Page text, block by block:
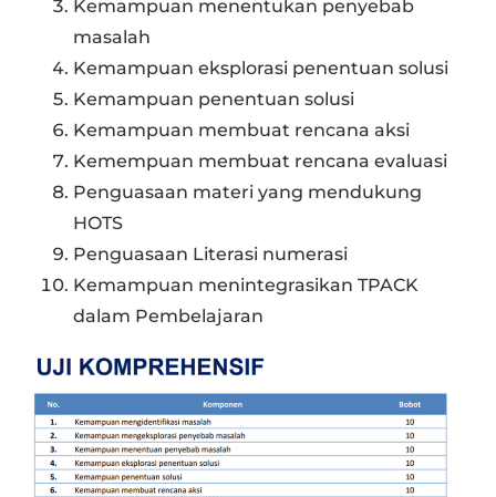
Kemampuan menentukan penyebab
masalah
Kemampuan eksplorasi penentuan solusi
Kemampuan penentuan solusi
Kemampuan membuat rencana aksi
Kemempuan membuat rencana evaluasi
Penguasaan materi yang mendukung
HOTS
Penguasaan Literasi numerasi
Kemampuan menintegrasikan TPACK
dalam Pembelajaran